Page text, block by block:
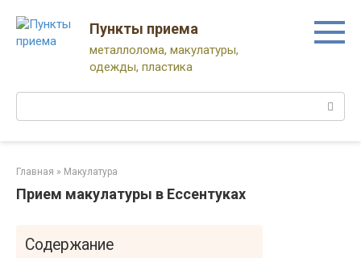
контенту
Пункты приема
металлолома, макулатуры,
одежды, пластика
Поиск:
Главная » Макулатура
Прием макулатуры в Ессентуках
Содержание